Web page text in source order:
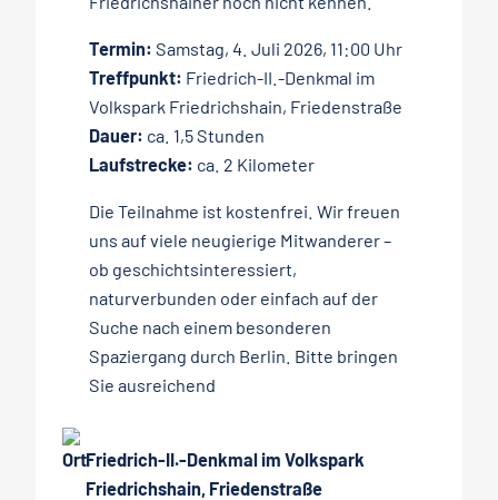
Termin: Samstag, 4. Juli 2026, 11:00 Uhr
Treffpunkt: Friedrich-II.-Denkmal im
Volkspark Friedrichshain, Friedenstraße
Dauer: ca. 1,5 Stunden
Laufstrecke: ca. 2 Kilometer
Die Teilnahme ist kostenfrei. Wir freuen
uns auf viele neugierige Mitwanderer –
ob geschichtsinteressiert,
naturverbunden oder einfach auf der
Suche nach einem besonderen
Spaziergang durch Berlin. Bitte bringen
Sie ausreichend
Friedrich-II.-Denkmal im Volkspark
Friedrichshain, Friedenstraße